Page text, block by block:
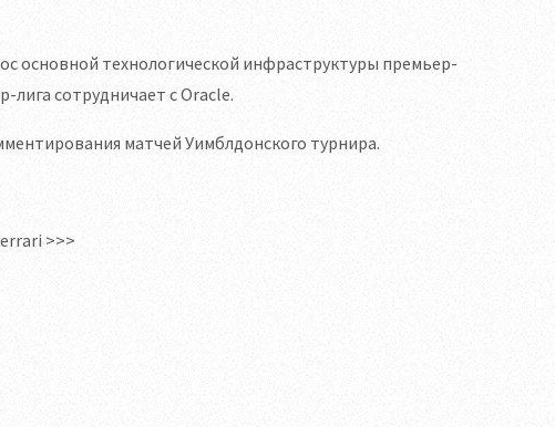
основной технологической инфраструктуры премьер-
лига сотрудничает с Oracle.
матчей Уимблдонского турнира.
>>>